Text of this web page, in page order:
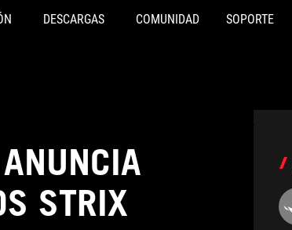
DESCARGAS COMUNIDAD SOPORTE
STRIX